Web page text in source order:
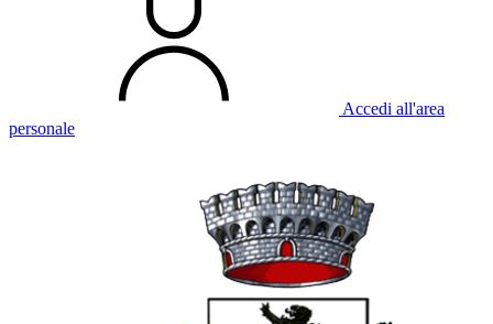
Accedi all'area
personale